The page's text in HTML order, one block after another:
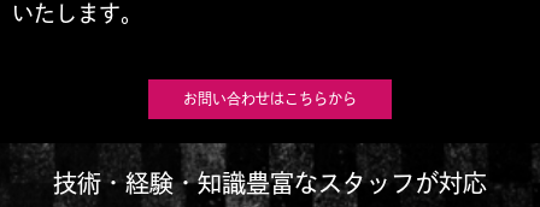
いたします。
お問い合わせはこちらから
技術・経験・知識豊富なスタッフが対応